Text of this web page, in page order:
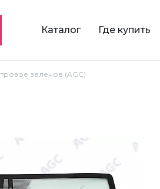
Каталог Где купить
зеленое (AGC)